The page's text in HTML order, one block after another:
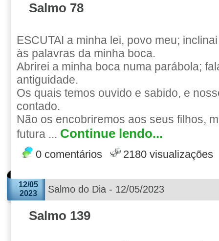
Salmo 78
ESCUTAI a minha lei, povo meu;
às palavras da minha boca.
Abrirei a minha boca numa parábola;
antiguidade.
Os quais temos ouvido e sabido, e
contado.
Não os encobriremos aos seus filhos,
futura ... Continue lendo...
0 comentários 2180 visualizações
12/05
2023
Salmo do Dia - 12/05/2023
Salmo 139